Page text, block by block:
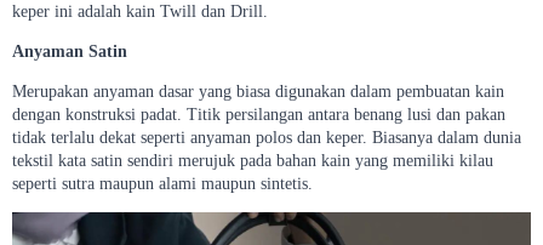
keper ini adalah kain Twill dan Drill.
Anyaman Satin
Merupakan anyaman dasar yang biasa digunakan dalam pembuatan kain
dengan konstruksi padat. Titik persilangan antara benang lusi dan pakan
tidak terlalu dekat seperti anyaman polos dan keper. Biasanya dalam dunia
tekstil kata satin sendiri merujuk pada bahan kain yang memiliki kilau
seperti sutra maupun alami maupun sintetis.